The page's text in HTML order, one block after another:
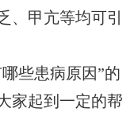
、甲亢等均可引
些患病原因”的
家起到一定的帮